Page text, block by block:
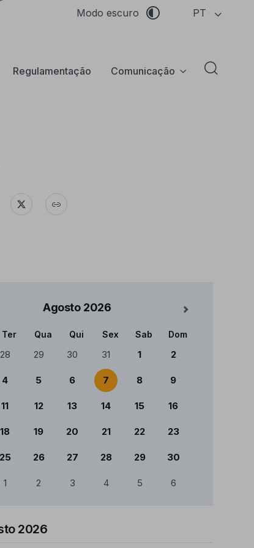
Modo escuro PT
Regulamentação Comunicação Abrir
Agosto 2026 Mês Seguinte
Ter Qua Qui Sex Sab Dom
28 29 30 31 1 2
4 5 6 7 8 9
11 12 13 14 15 16
18 19 20 21 22 23
25 26 27 28 29 30
1 2 3 4 5 6
2026